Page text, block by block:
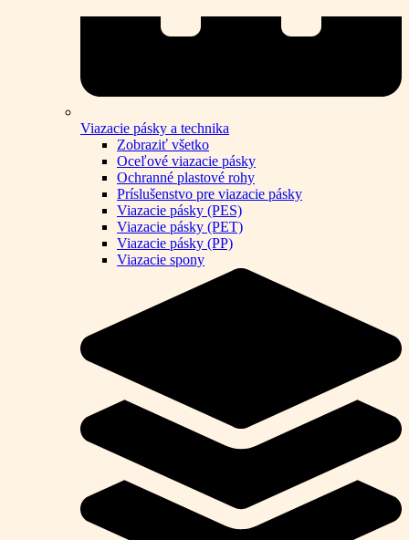
Viazacie pásky a technika
Zobraziť všetko
Oceľové viazacie pásky
Ochranné plastové rohy
Príslušenstvo pre viazacie pásky
Viazacie pásky (PES)
Viazacie pásky (PET)
Viazacie pásky (PP)
Viazacie spony